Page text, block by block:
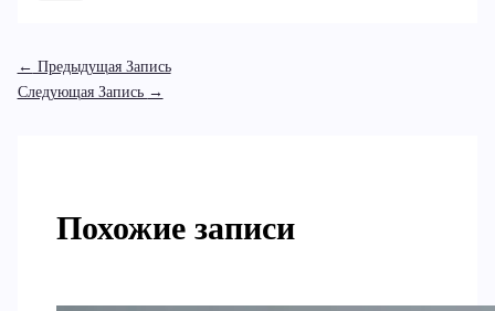
← Предыдущая Запись
Следующая Запись →
Похожие записи